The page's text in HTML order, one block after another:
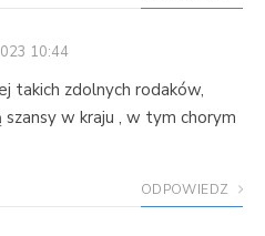
10:44
takich zdolnych rodaków,
szansy w kraju , w tym chorym
ODPOWIEDZ